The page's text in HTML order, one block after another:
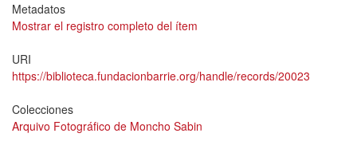
Metadatos
Mostrar el registro completo del ítem
URI
https://biblioteca.fundacionbarrie.org/handle/records/20023
Colecciones
Arquivo Fotográfico de Moncho Sabin